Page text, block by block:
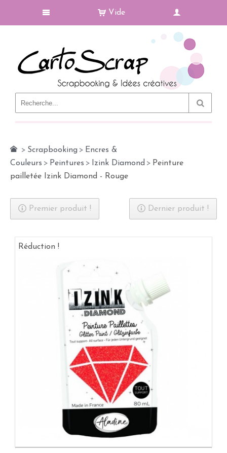
Vide
> Scrapbooking > Encres &
Couleurs > Peintures > Izink Diamond > Peinture
pailletée Izink Diamond - Rouge
Premier produit ! Dernier produit !
Réduction !